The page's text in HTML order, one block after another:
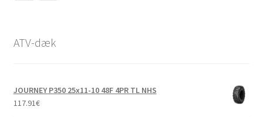
ATV-dæk
JOURNEY P350 25x11-10 48F 4PR TL NHS
117.91€